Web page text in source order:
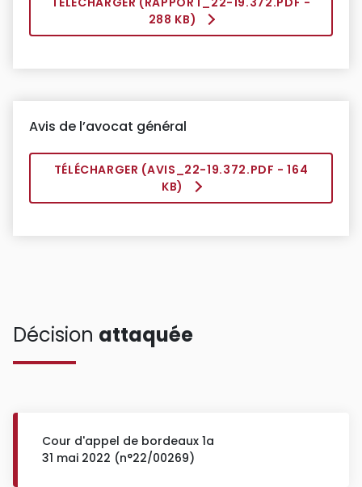
288 KB)
Avis de l’avocat général
TÉLÉCHARGER (AVIS_22-19.372.PDF - 164
KB)
Décision attaquée
Cour d'appel de bordeaux 1a
31 mai 2022 (n°22/00269)